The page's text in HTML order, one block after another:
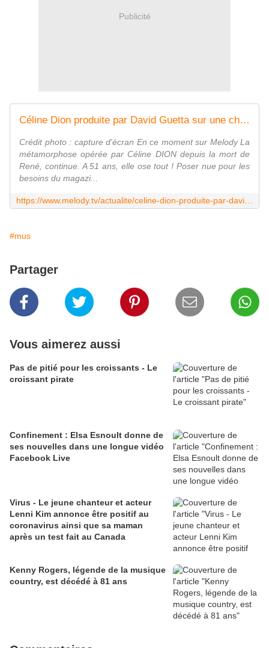
Publicité
Céline Dion produite par David Guetta sur une chanson écrite par Sia : le tube de l'été ?
Crédit photo : capture d'écran En ce moment sur Melody La
métamorphose opérée par Céline DION depuis la mort de
René, continue. A 51 ans, elle ose tout ! Poser nue pour les
besoins du magazi...
#mus
Partager
Vous aimerez aussi
Pas de pitié pour les croissants - Le
croissant pirate
Confinement : Elsa Esnoult donne de
ses nouvelles dans une longue vidéo
Facebook Live
Virus - Le jeune chanteur et acteur
Lenni Kim annonce être positif au
coronavirus ainsi que sa maman
après un test fait au Canada
Kenny Rogers, légende de la musique
country, est décédé à 81 ans